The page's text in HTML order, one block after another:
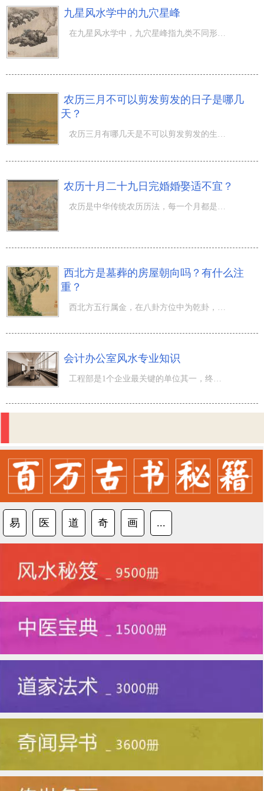
九星风水学中的九穴星峰
在九星风水学中，九穴星峰指九类不同形状的龙脉结穴山峰。星，亦称穴星或星峰，具体指贪狼星、巨门星、禄存
农历三月不可以剪发剪发的日子是哪几
天？
农历三月有哪几天是不可以剪发剪发的生活呢？农历三月更是春色很大，大家都了解春季气侯溫暖适度，天地万物
农历十月二十九日完婚婚娶适不宜？
农历是中华传统农历历法，每一个月都是有不一样的清雅的又称。农历十月一般称：阳月、阴月、小阳春、孟冬、
西北方是墓葬的房屋朝向吗？有什么注
重？
西北方五行属金，在八卦方位中为乾卦，代表着“天”，所谓“丈夫为天”，所以在阳宅中，西北方一般都是代表
会计办公室风水专业知识
工程部是1个企业最关键的单位其一，终究每一企业必须赢利必须赚钱，那样财务部门究竟该怎样布局呢？有什么
易 医 道 奇 画 ...